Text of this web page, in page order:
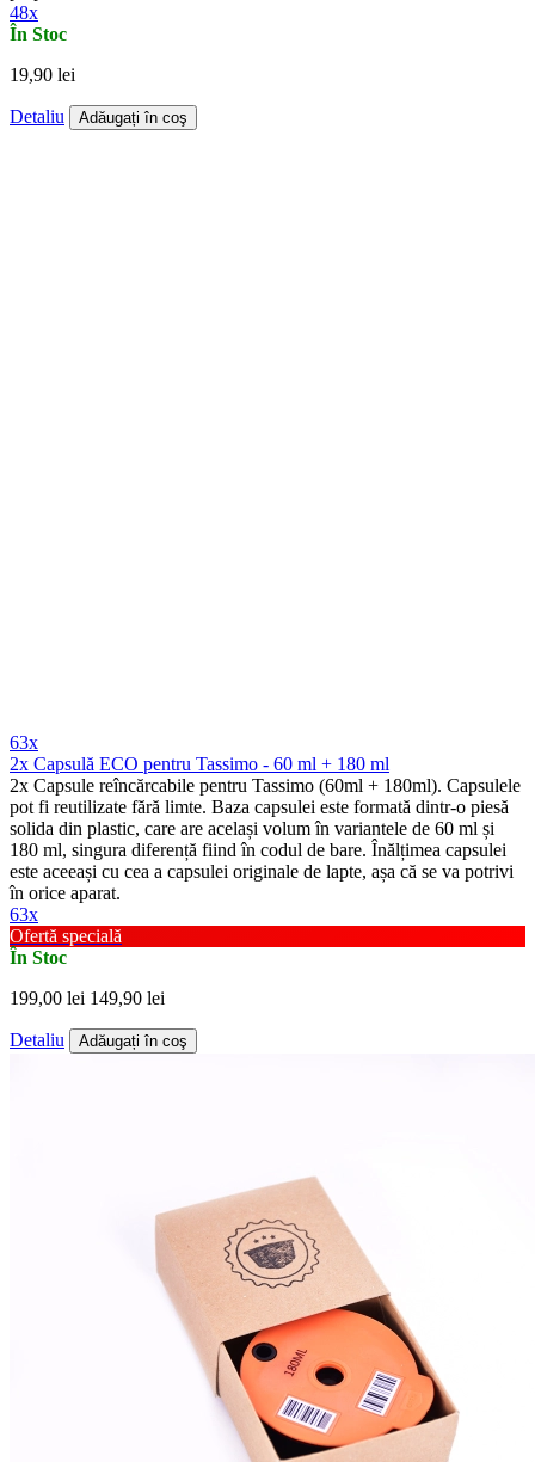
48x
În Stoc
19,90 lei
Detaliu Adăugați în coş
63x
2x Capsulă ECO pentru Tassimo - 60 ml + 180 ml
2x Capsule reîncărcabile pentru Tassimo (60ml + 180ml). Capsulele
pot fi reutilizate fără limte. Baza capsulei este formată dintr-o piesă
solida din plastic, care are același volum în variantele de 60 ml și
180 ml, singura diferență fiind în codul de bare. Înălțimea capsulei
este aceeași cu cea a capsulei originale de lapte, așa că se va potrivi
în orice aparat.
63x
Ofertă specială
În Stoc
199,00 lei 149,90 lei
Detaliu Adăugați în coş